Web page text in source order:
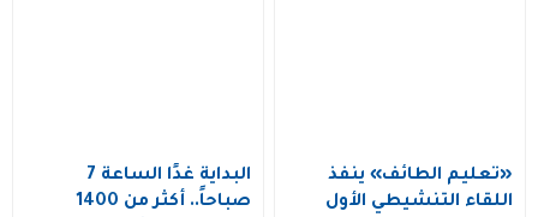
«تعليم الطائف» ينفذ
اللقاء التنشيطي الأول
البداية غدًا الساعة 7
صباحاً.. أكثر من 1400